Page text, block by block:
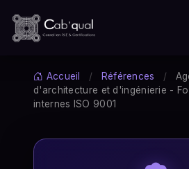
Accueil / Références /
d'architecture et d'ingénierie -
internes ISO 9001